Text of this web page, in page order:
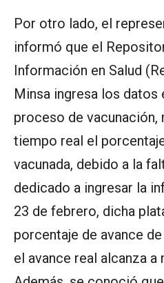
Por otro lado, el
informó que el
Información en Salud
Minsa ingresa los
proceso de vacunación,
tiempo real el
vacunada, debido a la
dedicado a ingresar la
23 de febrero, dicha
porcentaje de avance
el avance real alcanza a